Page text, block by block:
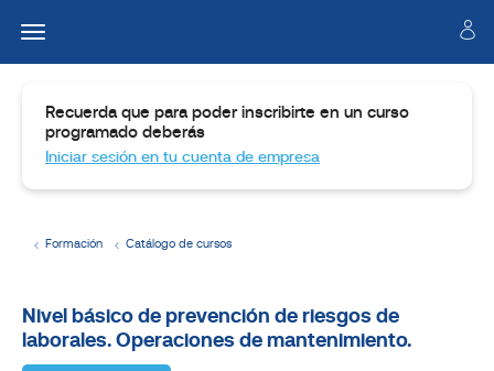
Formación Catálogo de cursos
Dirigido
a
Recuerda que para poder inscribirte en un curso
programado deberás
Iniciar sesión en tu cuenta de empresa
Nivel básico de prevención de riesgos de
laborales. Operaciones de mantenimiento.